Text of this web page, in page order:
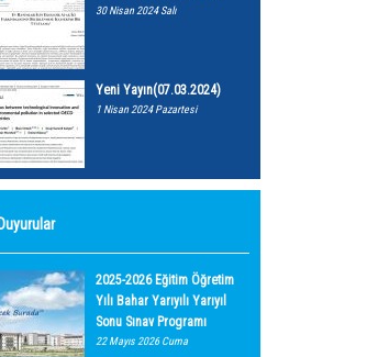
30 Nisan 2024 Salı
Yeni Yayın(07.03.2024)
1 Nisan 2024 Pazartesi
Duyurular
2025-2026 Eğitim Öğretim
Yılı Bahar Yarıyılı Yarıyıl
Sonu Sınav Programı
22 Mayıs 2026 Cuma